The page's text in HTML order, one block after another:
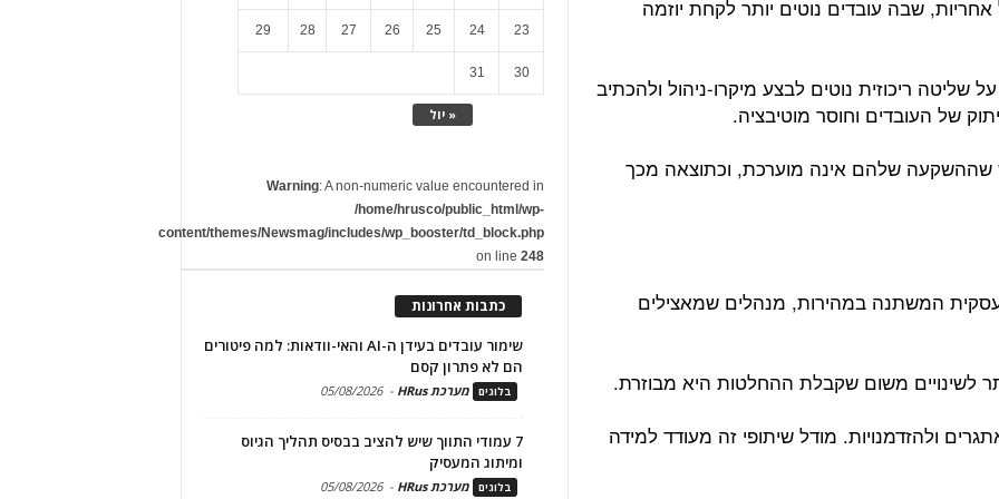
שבה עובדים נוטים יותר לקחת יוזמה
שליטה ריכוזית נוטים לבצע מיקרו-ניהול ולהכתיב
של העובדים וחוסר מוטיבציה.
שההשקעה שלהם אינה מוערכת, וכתוצאה מכך
המשתנה במהירות, מנהלים שמאצילים
לשינויים משום שקבלת ההחלטות היא מבוזרת.
ולהזדמנויות. מודל שיתופי זה מעודד למידה
« יול
23
24
25
26
27
28
29
30
31
Warning: A non-numeric value encountered in
/home/hrusco/public_html/wp-
content/themes/Newsmag/includes/wp_booster/td_block.php
on line248
כתבות אחרונות
שימור עובדים בעידן ה-AI והאי-וודאות: למה פיטורים
הם לא פתרון קסם
בלוגים מערכת HRus -
05/08/2026
7 עמודי התווך שיש להציב בבסיס תהליך הגיוס
ומיתוג המעסיק
בלוגים מערכת HRus -
05/08/2026